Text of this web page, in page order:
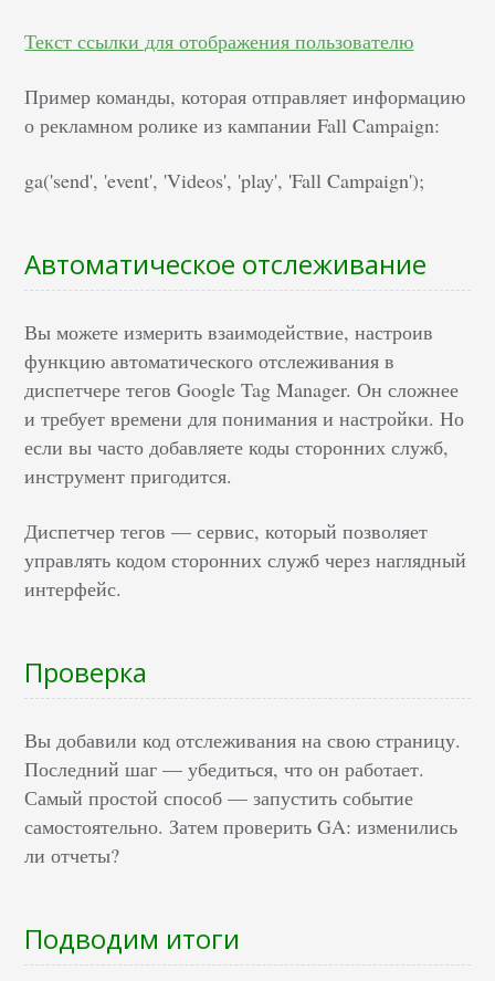
Текст ссылки для отображения пользователю
Пример команды, которая отправляет информацию
о рекламном ролике из кампании Fall Campaign:
ga('send', 'event', 'Videos', 'play', 'Fall Campaign');
Автоматическое отслеживание
Вы можете измерить взаимодействие, настроив
функцию автоматического отслеживания в
диспетчере тегов Google Tag Manager. Он сложнее
и требует времени для понимания и настройки. Но
если вы часто добавляете коды сторонних служб,
инструмент пригодится.
Диспетчер тегов — сервис, который позволяет
управлять кодом сторонних служб через наглядный
интерфейс.
Проверка
Вы добавили код отслеживания на свою страницу.
Последний шаг — убедиться, что он работает.
Самый простой способ — запустить событие
самостоятельно. Затем проверить GA: изменились
ли отчеты?
Подводим итоги